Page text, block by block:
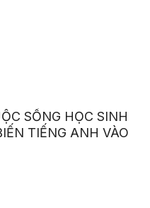
SỐNG HỌC SINH
TIẾNG ANH VÀO